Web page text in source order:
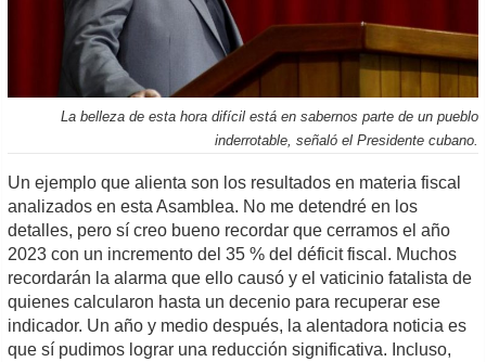
La belleza de esta hora difícil está en sabernos parte de un pueblo
inderrotable, señaló el Presidente cubano.
Un ejemplo que alienta son los resultados en materia fiscal
analizados en esta Asamblea. No me detendré en los
detalles, pero sí creo bueno recordar que cerramos el año
2023 con un incremento del 35 % del déficit fiscal. Muchos
recordarán la alarma que ello causó y el vaticinio fatalista de
quienes calcularon hasta un decenio para recuperar ese
indicador. Un año y medio después, la alentadora noticia es
que sí pudimos lograr una reducción significativa. Incluso,